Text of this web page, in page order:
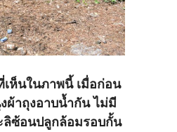
เห็นในภาพนี้ เมื่อก่อน
ผ้าถุงอาบน้ำกัน ไม่มี
ซ้อนปลูกล้อมรอบกั้น